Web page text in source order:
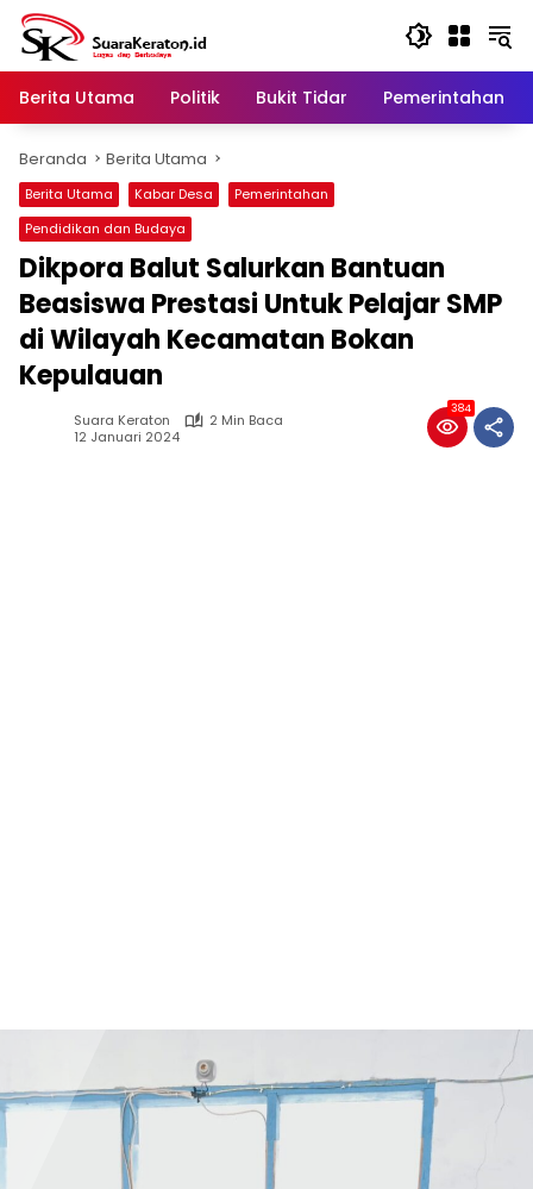
Langsung
konten
Berita Utama
Politik Bukit Tidar Pemerintahan
Beranda Berita Utama
Berita Utama Kabar Desa
Pemerintahan
Pendidikan dan Budaya
Dikpora Balut Salurkan Bantuan
Beasiswa Prestasi Untuk Pelajar SMP
di Wilayah Kecamatan Bokan
Kepulauan
Suara Keraton
2 Min Baca
12 Januari 2024
384